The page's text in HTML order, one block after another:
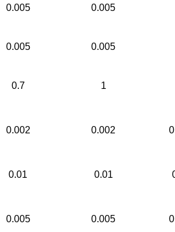
0.005 0.005
0.005 0.005
0.7 1
0.002 0.002
0.01 0.01
0.005 0.005